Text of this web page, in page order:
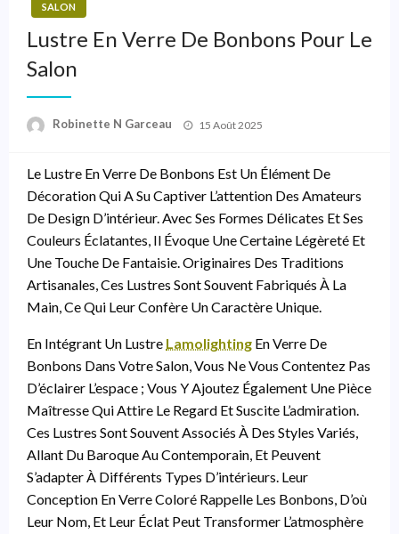
SALON
Lustre En Verre De Bonbons Pour Le
Salon
Robinette N Garceau
Posted
15 Août 2025
Le Lustre En Verre De Bonbons Est Un Élément De
Décoration Qui A Su Captiver L’attention Des Amateurs
De Design D’intérieur. Avec Ses Formes Délicates Et Ses
Couleurs Éclatantes, Il Évoque Une Certaine Légèreté Et
Une Touche De Fantaisie. Originaires Des Traditions
Artisanales, Ces Lustres Sont Souvent Fabriqués À La
Main, Ce Qui Leur Confère Un Caractère Unique.
En Intégrant Un Lustre Lamolighting En Verre De
Bonbons Dans Votre Salon, Vous Ne Vous Contentez Pas
D’éclairer L’espace ; Vous Y Ajoutez Également Une Pièce
Maîtresse Qui Attire Le Regard Et Suscite L’admiration.
Ces Lustres Sont Souvent Associés À Des Styles Variés,
Allant Du Baroque Au Contemporain, Et Peuvent
S’adapter À Différents Types D’intérieurs. Leur
Conception En Verre Coloré Rappelle Les Bonbons, D’où
Leur Nom, Et Leur Éclat Peut Transformer L’atmosphère